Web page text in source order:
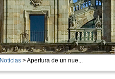
Noticias> Apertura de un nue...